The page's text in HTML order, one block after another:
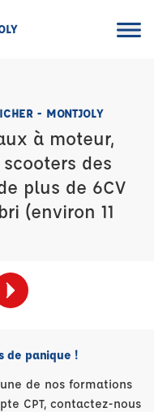
- MONTJOLY
à moteur,
des
plus de 6CV
(environ 11
de panique !
de nos formations
CPT, contactez-nous